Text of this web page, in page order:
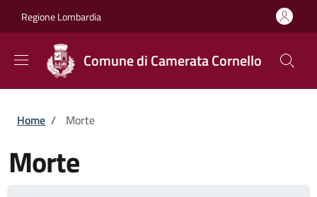
Regione Lombardia
Comune di Camerata Cornello
Briciole di pane
Home / Morte
Morte